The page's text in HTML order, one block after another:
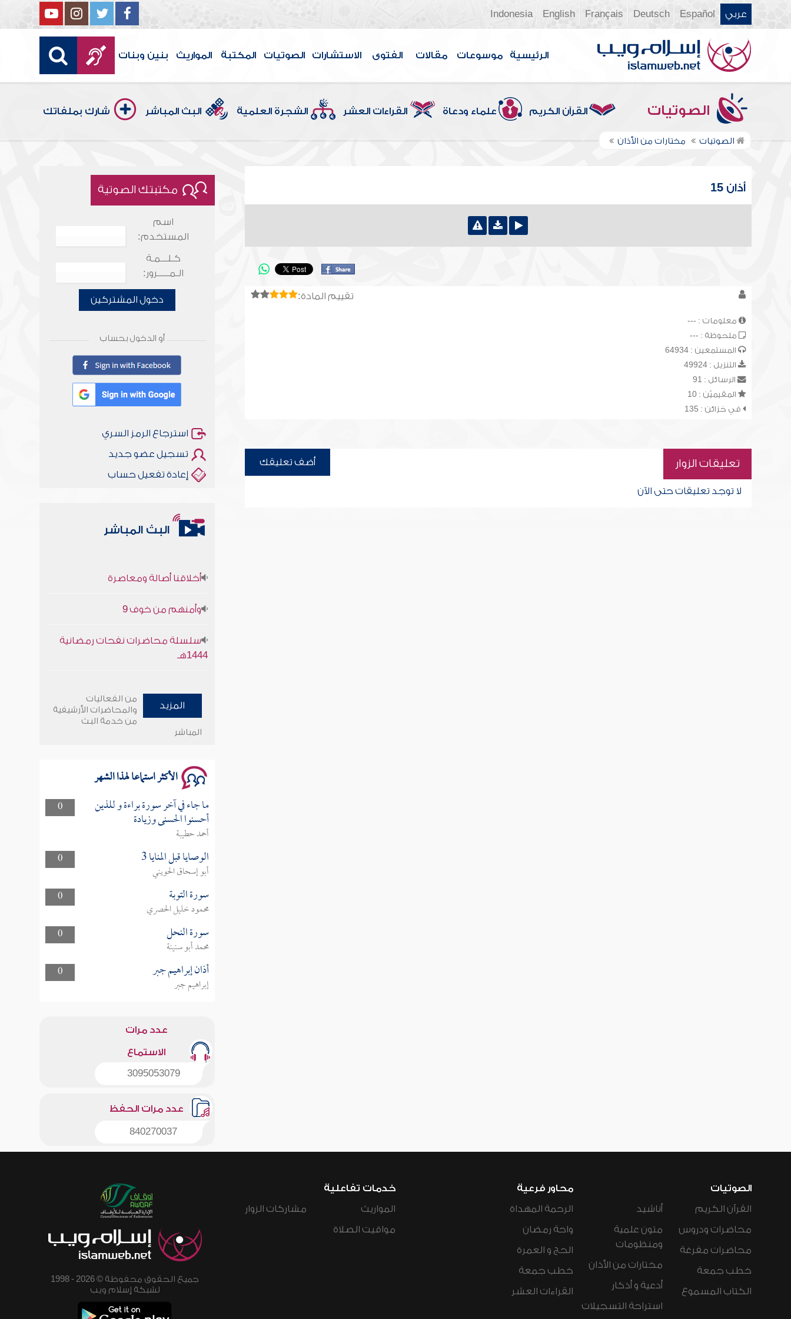
عربي Español
Deutsch
Français
English
Indonesia
الرئيسية موسوعات مقالات الفتوى الاستشارات الصوتيات المكتبة المواريث بنين وبنات
الصوتيات القرآن الكريم علماء ودعاة القراءات العشر الشجرة العلمية البث المباشر شارك بملفاتك
الصوتيات مختارات من الأذان
أذان 15
تقييم المادة:
معلومات : ---
ملحوظة : ---
المستمعين : 64934
التنزيل : 49924
الرسائل : 91
المقيميّن : 10
في خزائن : 135
تعليقات الزوار أضف تعليقك
لا توجد تعليقات حتى الآن
مكتبتك الصوتية
اسم
المستخدم:
كـلـــمـة
الـمـــــرور:
دخول المشتركين
أو الدخول بحساب
استرجاع الرمز السري
تسجيل عضو جديد
إعادة تفعيل حساب
البث المباشر
1444هـ
وأمنهم من خوف 9
المزيد
من الفعاليات
والمحاضرات الأرشيفية
من خدمة البث
المباشر
الأكثر استماعا لهذا الشهر
0 ما جاء في آخر سورة براءة و للذين
أحسنوا الحسنى وزيادة
أحمد حطيبة
0
الوصايا قبل المنايا 3
أبو إسحاق الحويني
0
سورة التوبة
محمود خليل الحصري
0
سورة النحل
محمد أبو سنينة
0
أذان إبراهيم جبر
إبراهيم جبر
عدد مرات
الاستماع
3095053079
عدد مرات الحفظ
840270037
الصوتيات
القرآن الكريم
محاضرات ودروس
محاضرات مفرغة
خطب جمعة
الكتاب المسموع
أناشيد
متون علمية
ومنظومات
مختارات من الأذان
أدعية و أذكار
استراحة التسجيلات
محاور فرعية
الرحمة المهداة
واحة رمضان
الحج و العمرة
خطب جمعة
القراءات العشر
خدمات تفاعلية
المواريث
مواقيت الصلاة
مشاركات الزوار
جميع الحقوق محفوظة © 2026 - 1998
لشبكة إسلام ويب